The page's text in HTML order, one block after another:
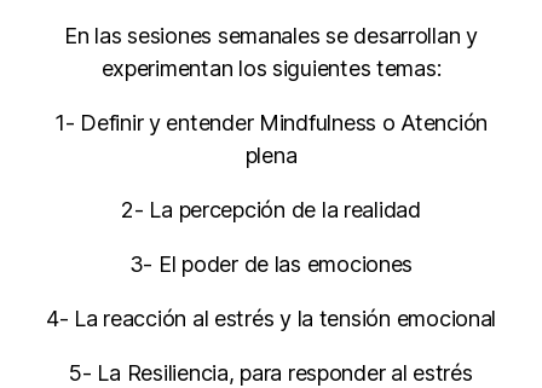
En las sesiones semanales se desarrollan y
experimentan los siguientes temas:
1- Definir y entender Mindfulness o Atención
plena
2- La percepción de la realidad
3- El poder de las emociones
4- La reacción al estrés y la tensión emocional
5- La Resiliencia, para responder al estrés